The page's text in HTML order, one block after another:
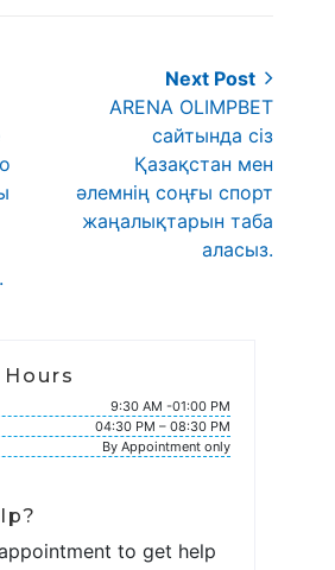
Next Post
Next
post:
ARENA OLIMPBET
сайтында сіз
Қазақстан мен
әлемнің соңғы спорт
жаңалықтарын таба
аласыз.
9:30 AM -01:00 PM
04:30 PM – 08:30 PM
By Appointment only
to get help